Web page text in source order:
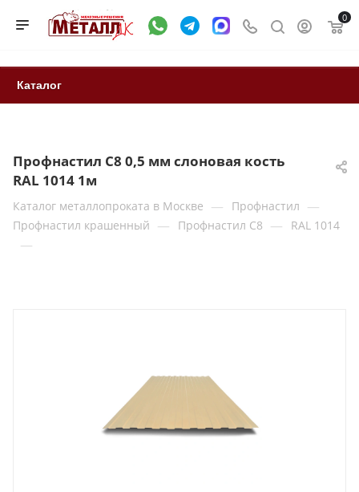
0
Каталог
Профнастил С8 0,5 мм слоновая кость
RAL 1014 1м
Каталог металлопроката в Москве — Профнастил —
Профнастил крашенный — Профнастил С8 — RAL 1014
—